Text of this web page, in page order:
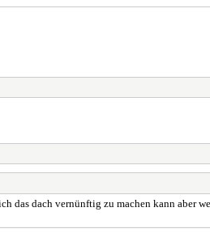
dach vernünftig zu machen kann aber